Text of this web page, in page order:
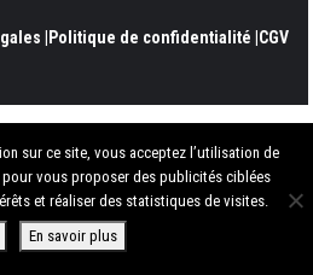
|Politique de confidentialité |CGV
sur ce site, vous acceptez l’utilisation de
vous proposer des publicités ciblées
et réaliser des statistiques de visites.
En savoir plus